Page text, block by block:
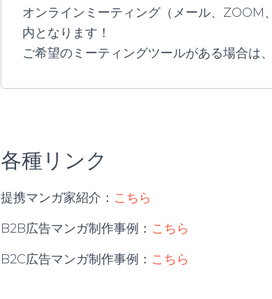
オンラインミーティング（メール、
内となります！
ご希望のミーティングツールがある場合は
各種リンク
提携マンガ家紹介： こちら
B2B広告マンガ制作事例： こちら
B2C広告マンガ制作事例： こちら